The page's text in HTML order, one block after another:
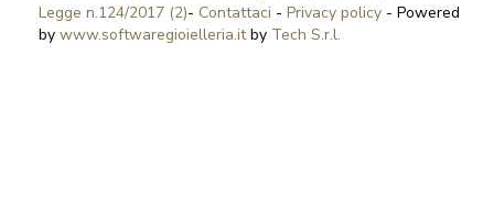
Legge n.124/2017 (2)- Contattaci - Privacy policy - Powered
by www.softwaregioielleria.itby Tech S.r.l.